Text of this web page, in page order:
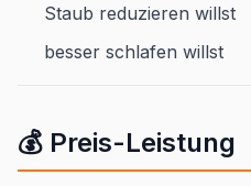
Staub reduzieren willst
besser schlafen willst
💰 Preis-Leistung